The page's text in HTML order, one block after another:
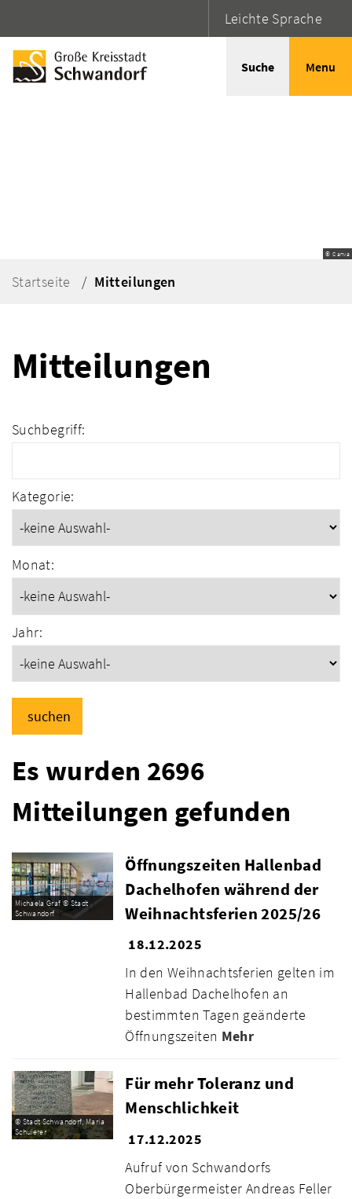
Leichte Sprache
Suche Menu
© Canva
Startseite Mitteilungen
Mitteilungen
Suchbegriff:
Kategorie:
Monat:
Jahr:
suchen
Es wurden 2696
Mitteilungen gefunden
Michaela Graf © Stadt
Schwandorf
Öffnungszeiten Hallenbad
Dachelhofen während der
Weihnachtsferien 2025/26
18.12.2025
In den Weihnachtsferien gelten im
Hallenbad Dachelhofen an
bestimmten Tagen geänderte
Öffnungszeiten Mehr
© Stadt Schwandorf, Maria
Schuierer
Für mehr Toleranz und
Menschlichkeit
17.12.2025
Aufruf von Schwandorfs
Oberbürgermeister Andreas Feller